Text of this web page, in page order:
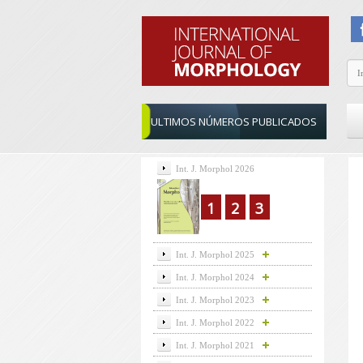
ULTIMOS NÚMEROS PUBLICADOS
Int. J. Morphol 2026
1 2 3
Int. J. Morphol 2025
Int. J. Morphol 2024
Int. J. Morphol 2023
Int. J. Morphol 2022
Int. J. Morphol 2021